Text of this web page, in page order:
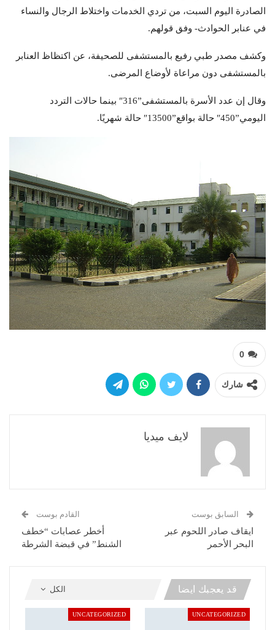
الصادرة اليوم السبت، من تردي الخدمات واختلاط الرجال والنساء
في عنابر الحوادث- وفق قولهم.
وكشف مصدر طبي رفيع بالمستشفى للصحيفة، عن اكتظاظ العنابر
بالمستشفى دون مراعاة لأوضاع المرضى.
وقال إن عدد الأسرة بالمستشفى”316″ بينما حالات التردد
اليومي”450″ حالة بواقع”13500″ حالة شهريًا.
0
شارك
لايف ميديا
السابق بوست
ايقاف صادر اللحوم عبر
البحر الأحمر
القادم بوست
أخطر عصابات “خطف
الشنط” في قبضة الشرطة
الكل قد يعجبك ايضا
UNCATEGORIZED
UNCATEGORIZED